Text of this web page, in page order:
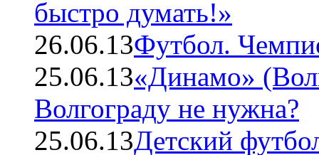
быстро думать!»
26.06.13Футбол.
25.06.13«Динамо»
Волгограду не нужна?
25.06.13Детский